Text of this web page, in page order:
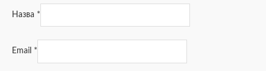
Назва *
Email *